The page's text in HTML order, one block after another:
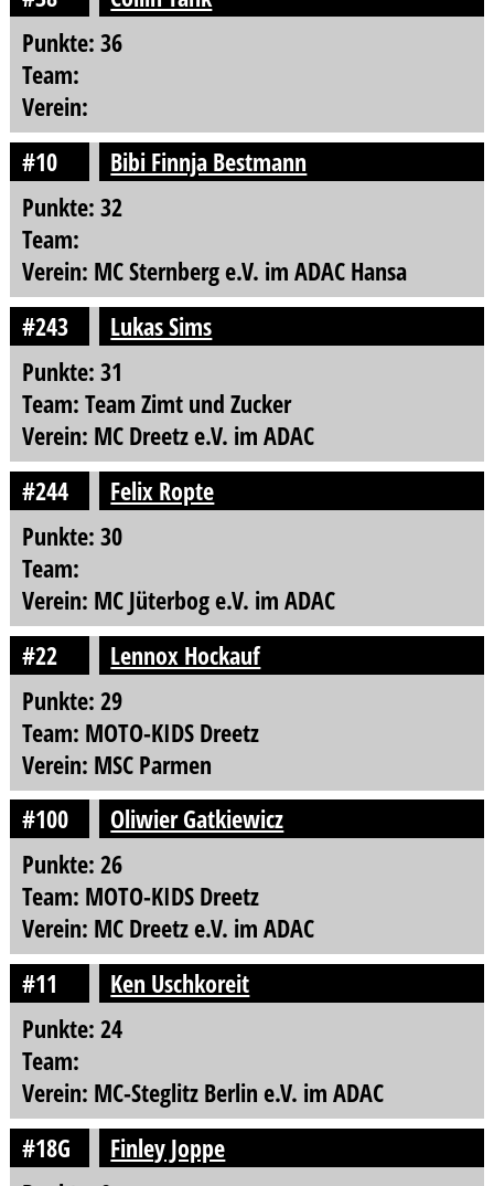
Punkte: 36
Team:
Verein:
#10
Bibi Finnja Bestmann
Punkte: 32
Team:
Verein: MC Sternberg e.V. im ADAC Hansa
#243
Lukas Sims
Punkte: 31
Team: Team Zimt und Zucker
Verein: MC Dreetz e.V. im ADAC
#244
Felix Ropte
Punkte: 30
Team:
Verein: MC Jüterbog e.V. im ADAC
#22
Lennox Hockauf
Punkte: 29
Team: MOTO-KIDS Dreetz
Verein: MSC Parmen
#100
Oliwier Gatkiewicz
Punkte: 26
Team: MOTO-KIDS Dreetz
Verein: MC Dreetz e.V. im ADAC
#11
Ken Uschkoreit
Punkte: 24
Team:
Verein: MC-Steglitz Berlin e.V. im ADAC
#18G
Finley Joppe